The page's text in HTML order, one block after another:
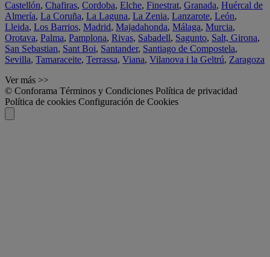
Castellón, Chafiras, Cordoba, Elche, Finestrat, Granada, Huércal de
Almería, La Coruña, La Laguna, La Zenia, Lanzarote, León,
Lleida, Los Barrios, Madrid, Majadahonda, Málaga, Murcia,
Orotava, Palma, Pamplona, Rivas, Sabadell, Sagunto, Salt, Girona,
San Sebastian, Sant Boi, Santander, Santiago de Compostela,
Sevilla, Tamaraceite, Terrassa, Viana, Vilanova i la Geltrú, Zaragoza
Ver más >>
© Conforama Términos y Condiciones Política de privacidad
Política de cookies Configuración de Cookies